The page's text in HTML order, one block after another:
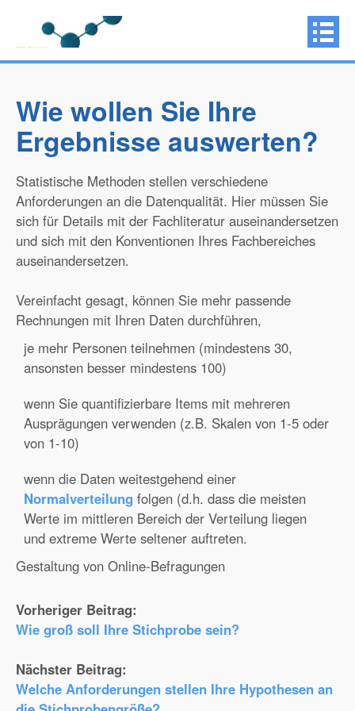
Wie wollen Sie Ihre
Ergebnisse auswerten?
Statistische Methoden stellen verschiedene
Anforderungen an die Datenqualität. Hier müssen Sie
sich für Details mit der Fachliteratur auseinandersetzen
und sich mit den Konventionen Ihres Fachbereiches
auseinandersetzen.
Vereinfacht gesagt, können Sie mehr passende
Rechnungen mit Ihren Daten durchführen,
je mehr Personen teilnehmen (mindestens 30,
ansonsten besser mindestens 100)
wenn Sie quantifizierbare Items mit mehreren
Ausprägungen verwenden (z.B. Skalen von 1-5 oder
von 1-10)
wenn die Daten weitestgehend einer
Normalverteilung folgen (d.h. dass die meisten
Werte im mittleren Bereich der Verteilung liegen
und extreme Werte seltener auftreten.
Gestaltung von Online-Befragungen
Vorheriger Beitrag:
Wie groß soll Ihre Stichprobe sein?
Nächster Beitrag:
Welche Anforderungen stellen Ihre Hypothesen an